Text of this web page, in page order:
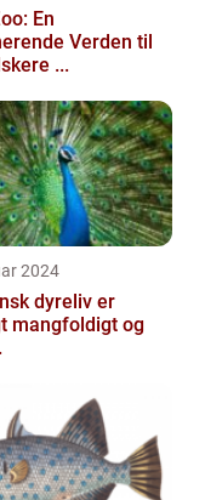
En
Verden til
...
2024
dyreliv er
mangfoldigt og